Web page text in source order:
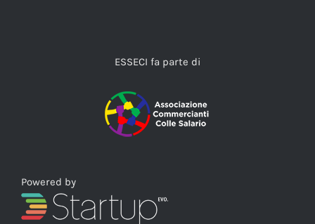
ESSECI fa parte di
Powered by